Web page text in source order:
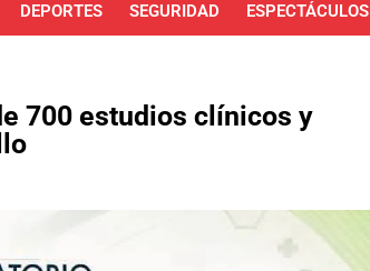
DEPORTES SEGURIDAD ESPECTÁCULOS
700 estudios clínicos y